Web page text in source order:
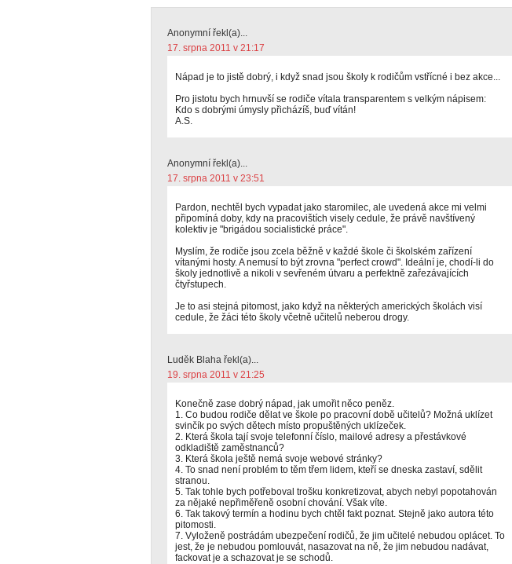
Anonymní řekl(a)...
17. srpna 2011 v 21:17
Nápad je to jistě dobrý, i když snad jsou školy k rodičům vstřícné i bez akce...
Pro jistotu bych hrnuvší se rodiče vítala transparentem s velkým nápisem:
Kdo s dobrými úmysly přicházíš, buď vítán!
A.S.
Anonymní řekl(a)...
17. srpna 2011 v 23:51
Pardon, nechtěl bych vypadat jako staromilec, ale uvedená akce mi velmi
připomíná doby, kdy na pracovištích visely cedule, že právě navštívený
kolektiv je "brigádou socialistické práce".
Myslím, že rodiče jsou zcela běžně v každé škole či školském zařízení
vítanými hosty. A nemusí to být zrovna "perfect crowd". Ideální je, chodí-li do
školy jednotlivě a nikoli v sevřeném útvaru a perfektně zařezávajících
čtyřstupech.
Je to asi stejná pitomost, jako když na některých amerických školách visí
cedule, že žáci této školy včetně učitelů neberou drogy.
Luděk Blaha řekl(a)...
19. srpna 2011 v 21:25
Konečně zase dobrý nápad, jak umořit něco peněz.
1. Co budou rodiče dělat ve škole po pracovní době učitelů? Možná uklízet
svinčík po svých dětech místo propuštěných uklízeček.
2. Která škola tají svoje telefonní číslo, mailové adresy a přestávkové
odkladiště zaměstnanců?
3. Která škola ještě nemá svoje webové stránky?
4. To snad není problém to těm třem lidem, kteří se dneska zastaví, sdělit
stranou.
5. Tak tohle bych potřeboval trošku konkretizovat, abych nebyl popotahován
za nějaké nepřiměřeně osobní chování. Však víte.
6. Tak takový termín a hodinu bych chtěl fakt poznat. Stejně jako autora této
pitomosti.
7. Vyloženě postrádám ubezpečení rodičů, že jim učitelé nebudou oplácet. To
jest, že je nebudou pomlouvát, nasazovat na ně, že jim nebudou nadávat,
fackovat je a schazovat je se schodů.